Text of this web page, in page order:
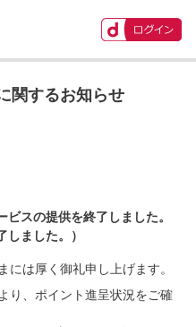
関するお知らせ
ビスの提供を終了しました。
しました。）
には厚く御礼申し上げます。
より、ポイント進呈状況をご確